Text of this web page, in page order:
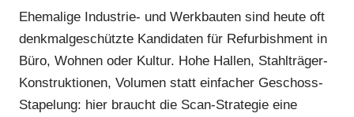
Ehemalige Industrie- und Werkbauten sind heute oft
denkmalgeschützte Kandidaten für Refurbishment in
Büro, Wohnen oder Kultur. Hohe Hallen, Stahlträger-
Konstruktionen, Volumen statt einfacher Geschoss-
Stapelung: hier braucht die Scan-Strategie eine